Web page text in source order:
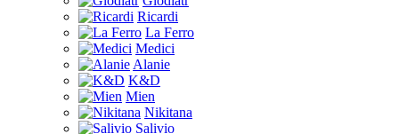
Ricardi
La Ferro
Medici
Alanie
K&D
Mien
Nikitana
Salivio